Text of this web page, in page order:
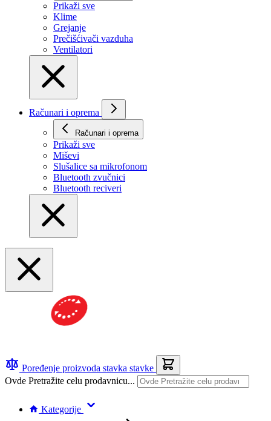
Prikaži svе
Klime
Grejanje
Prečišćivači vazduha
Ventilatori
Računari i oprema
Računari i oprema
Prikaži svе
Miševi
Slušalice sa mikrofonom
Bluetooth zvučnici
Bluetooth reciveri
Poređenje proizvoda stavka stavke
Ovde Pretražite celu prodavnicu...
Kategorije